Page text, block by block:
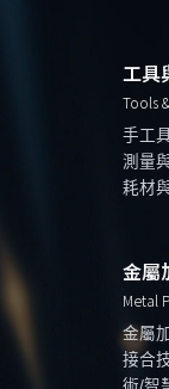
工具
Tools
手工
測量
耗材
金屬
Metal
金屬
接合